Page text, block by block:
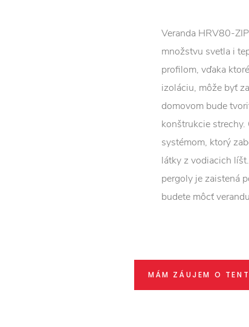
Veranda HRV80-
množstvu svetla i
profilom, vďaka
izoláciu, môže byť
domovom bude
konštrukcie
systémom, ktorý
látky z vodiacich
pergoly je zaistená
budete môcť
MÁM ZÁUJEM O